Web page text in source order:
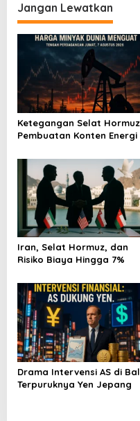
g
a
p
o
s
Jangan Lewatkan
Ketegangan Selat
Pembuatan Konten Energi
Iran, Selat Hormuz, dan
Risiko Biaya Hingga 7%
Drama Intervensi AS di
Terpuruknya Yen Jepang